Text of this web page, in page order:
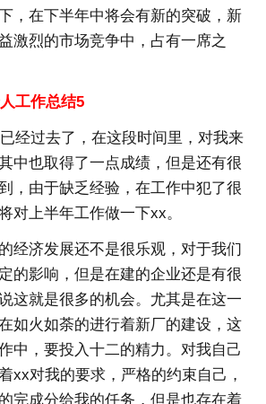
，在下半年中将会有新的突破，新
激烈的市场竞争中，占有一席之
工作总结5
经过去了，在这段时间里，对我来
中也取得了一点成绩，但是还有很
，由于缺乏经验，在工作中犯了很
对上半年工作做一下xx。
经济发展还不是很乐观，对于我们
的影响，但是在建的企业还是有很
这就是很多的机会。尤其是在这一
如火如荼的进行着新厂的建设，这
中，要投入十二的精力。对我自己
xx对我的要求，严格的约束自己，
完成分给我的任务，但是也存在着